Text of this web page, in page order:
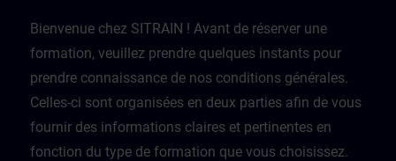
Bienvenue chez SITRAIN ! Avant de réserver une
formation, veuillez prendre quelques instants pour
prendre connaissance de nos conditions générales.
Celles-ci sont organisées en deux parties afin de vous
fournir des informations claires et pertinentes en
fonction du type de formation que vous choisissez.